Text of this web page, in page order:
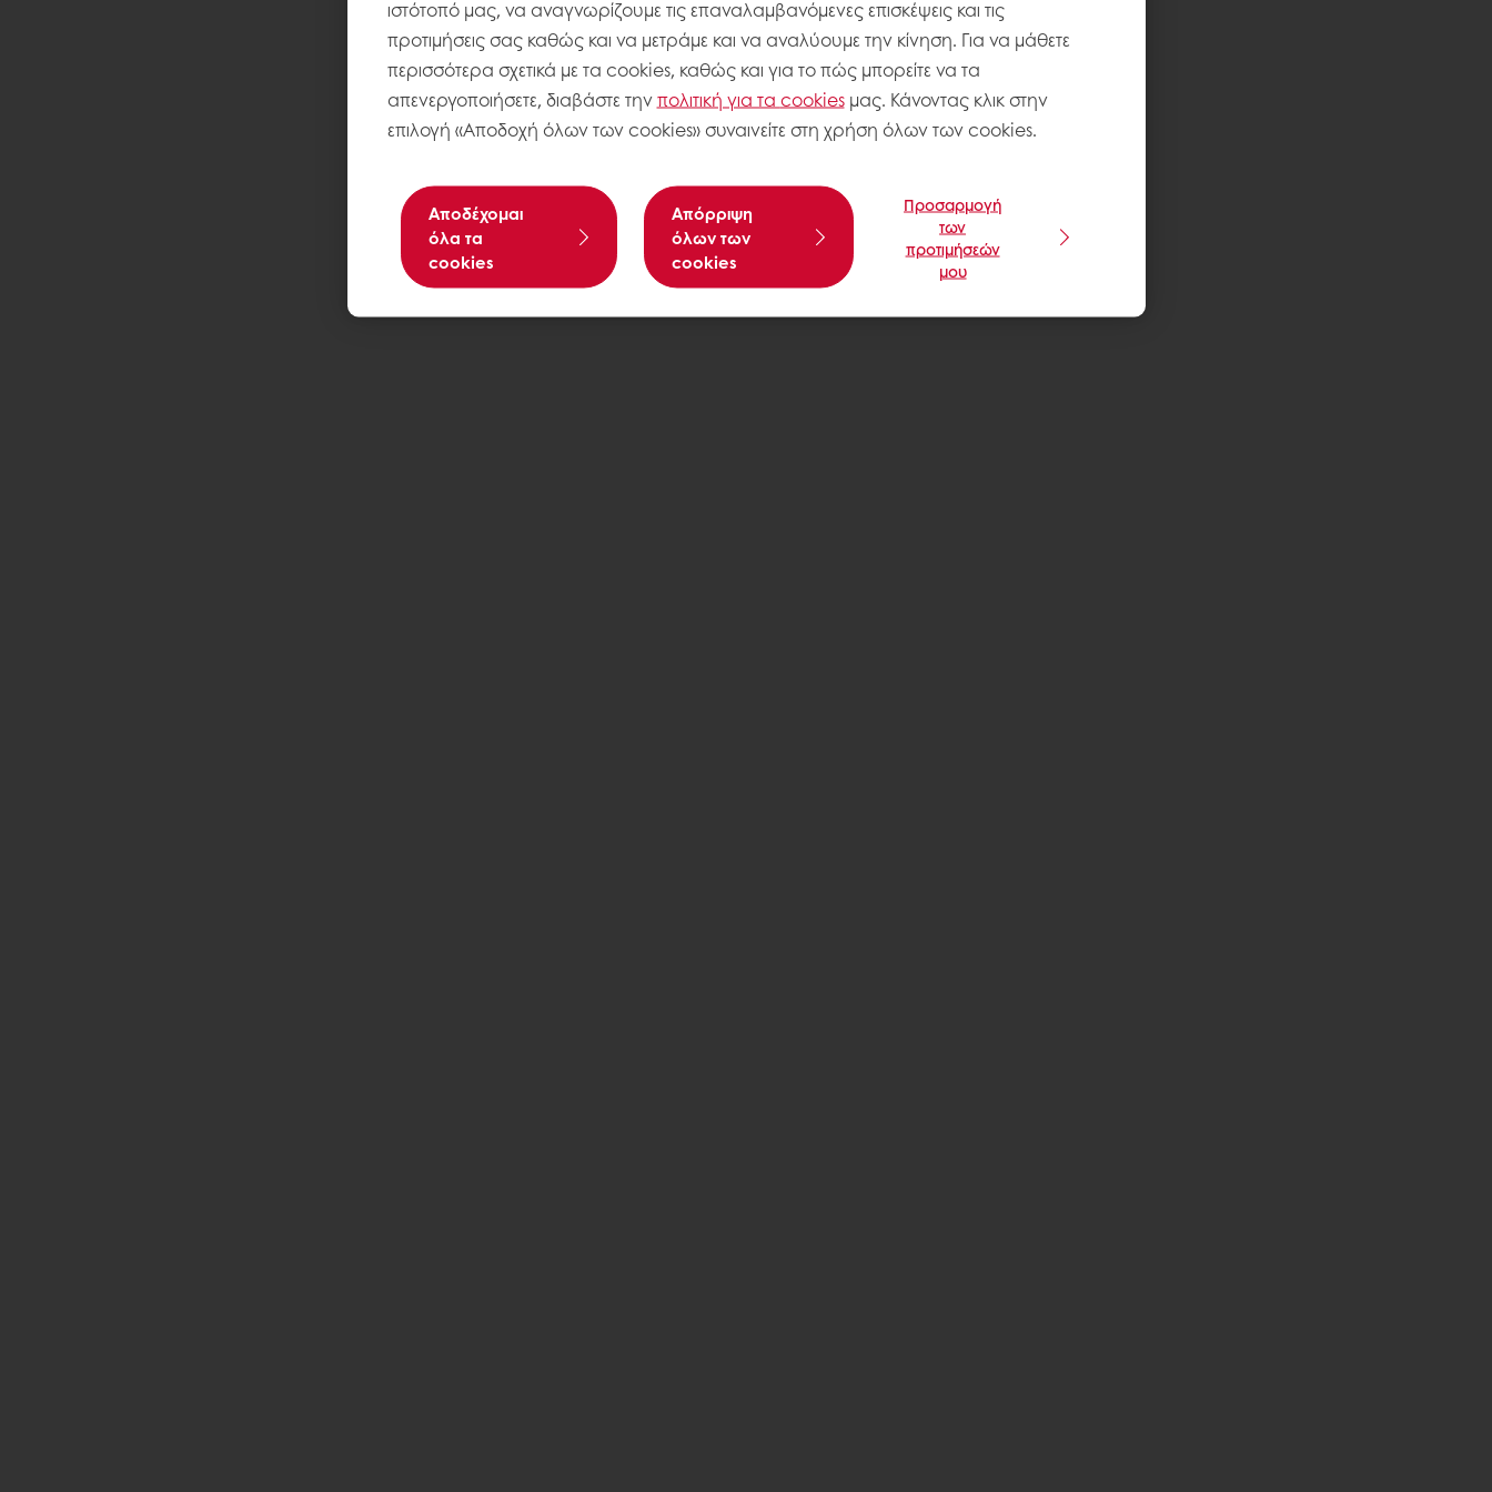
ιστότοπό μας, να αναγνωρίζουμε τις επαναλαμβανόμενες επισκέψεις και τις
προτιμήσεις σας καθώς και να μετράμε και να αναλύουμε την κίνηση. Για να μάθετε
περισσότερα σχετικά με τα cookies, καθώς και για το πώς μπορείτε να τα
απενεργοποιήσετε, διαβάστε τηνπολιτική για τα cookiesμας. Κάνοντας κλικ στην
επιλογή «Αποδοχή όλων των cookies» συναινείτε στη χρήση όλων των cookies.
Αποδέχομαι
όλα τα
cookies
Aπόρριψη
όλων των
cookies
Προσαρμογή
των
προτιμήσεών
μου